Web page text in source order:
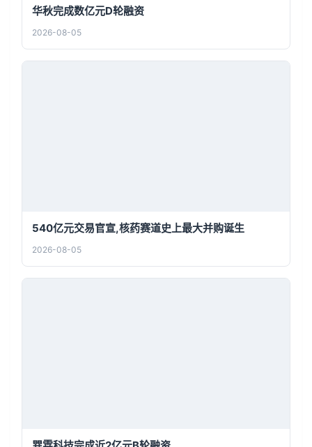
华秋完成数亿元D轮融资
2026-08-05
540亿元交易官宣,核药赛道史上最大并购诞生
2026-08-05